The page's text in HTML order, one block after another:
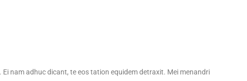
nam adhuc dicant, te eos tation equidem detraxit. Mei menandri